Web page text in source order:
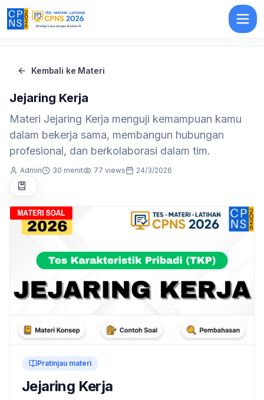
Kembali ke Materi
Jejaring Kerja
Materi Jejaring Kerja menguji kemampuan kamu
dalam bekerja sama, membangun hubungan
profesional, dan berkolaborasi dalam tim.
Admin 30 menit 77 views 24/3/2026
Pratinjau materi
Jejaring Kerja